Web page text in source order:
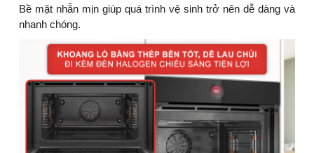
Bề mặt nhẵn mịn giúp quá trình vệ sinh trở nên dễ dàng và
nhanh chóng.